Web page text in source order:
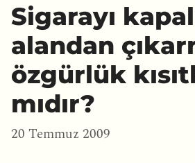
Sigarayı
alandan
özgürlük
mıdır?
20 Temmuz 2009